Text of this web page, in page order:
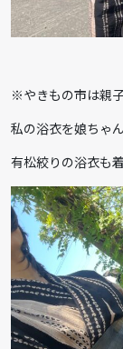
※やきもの市は親
私の浴衣を娘ちゃ
有松絞りの浴衣も